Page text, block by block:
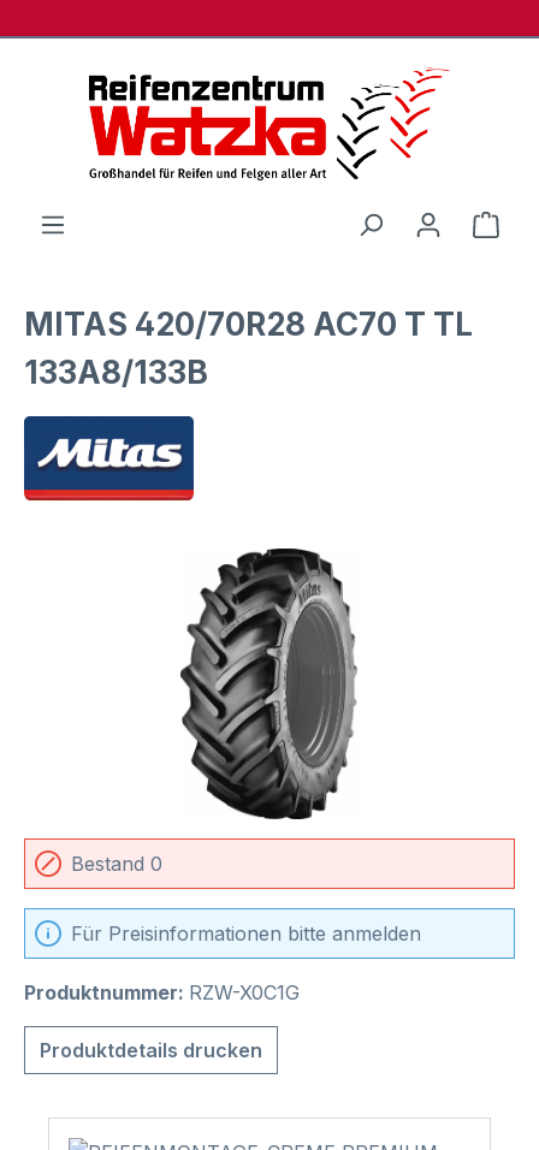
MITAS 420/70R28 AC70 T TL
133A8/133B
Bildergalerie überspringen
Bestand 0
Für Preisinformationen bitte anmelden
Produktnummer: RZW-X0C1G
Produktdetails drucken